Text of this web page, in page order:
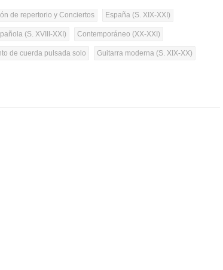
de repertorio y Conciertos España (S. XIX-XXI)
(S. XVIII-XXI) Contemporáneo (XX-XXI)
de cuerda pulsada solo Guitarra moderna (S. XIX-XX)